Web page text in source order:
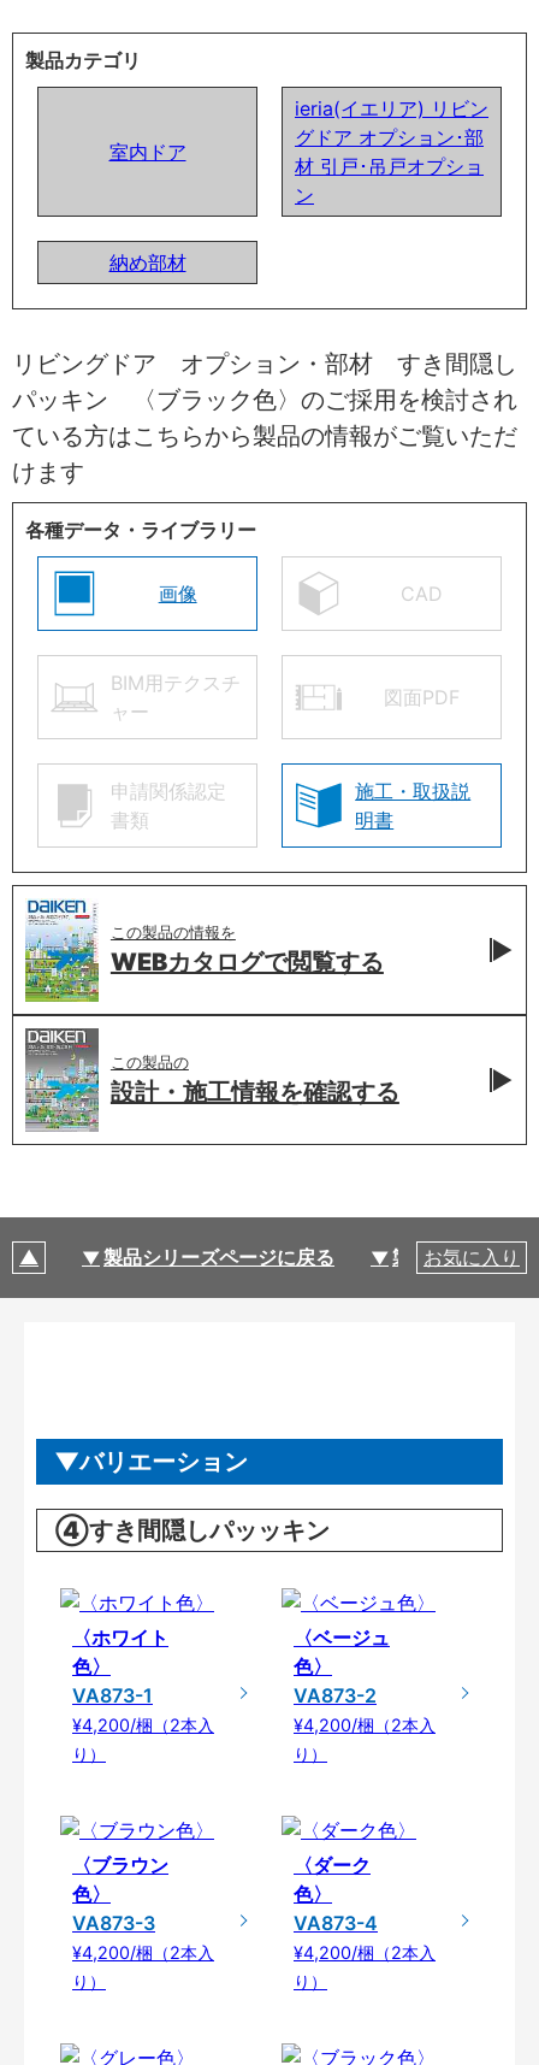
製品カテゴリ
室内ドア
ieria(イエリア) リビン
グドア オプション･部
材 引戸･吊戸オプショ
ン
納め部材
リビングドア オプション・部材 すき間隠し
パッキン 〈ブラック色〉のご採用を検討され
ている方はこちらから製品の情報がご覧いただ
けます
各種データ・ライブラリー
画像 CAD
BIM用テクスチ
ャー
図面PDF
申請関係認定
書類
施工・取扱説
明書
この製品の情報を
WEBカタログで閲覧する
この製品の
設計・施工情報を確認する
製品シリーズページに戻る 製品仕様
お気に入り
バリエーション
④すき間隠しパッッキン
〈ホワイト
色〉
VA873-1
¥4,200/梱（2本入
り）
〈ベージュ
色〉
VA873-2
¥4,200/梱（2本入
り）
〈ブラウン
色〉
VA873-3
¥4,200/梱（2本入
り）
〈ダーク
色〉
VA873-4
¥4,200/梱（2本入
り）